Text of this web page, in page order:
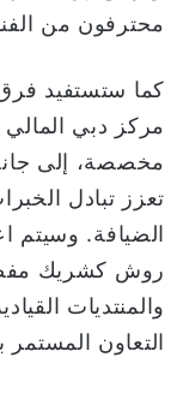
محترفون من
كما ستستفيد
مركز دبي المالي
مخصصة، إلى
تعزز تبادل
الضيافة. وسيتم
روش كشريك
والمنتديات
التعاون